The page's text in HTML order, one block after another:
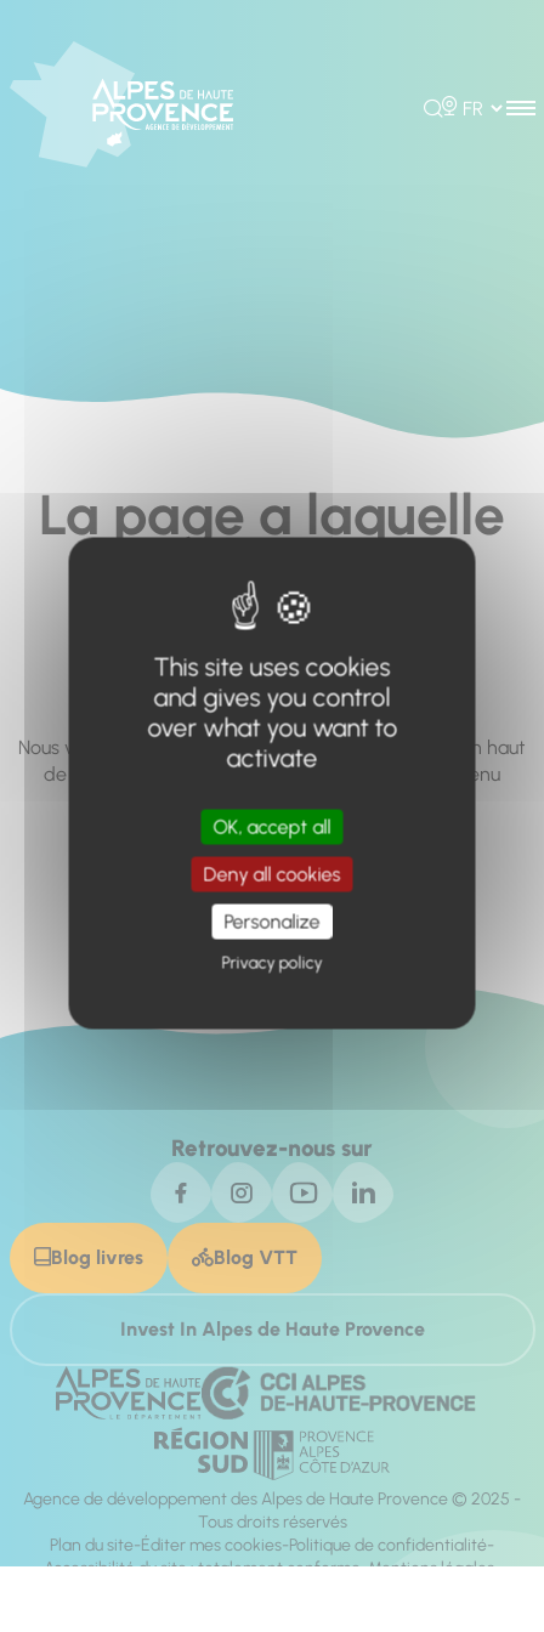
Rechercher
Choisir la
La page a laquelle
vous cherchez à
accéder n'existe
pas... ou plus.
Nous vous invitons à utiliser le moteur de recherche en haut
de page, ou à utiliser le menu pour trouver le contenu
Retour à l'accueil
Retrouvez-nous sur
Blog livres Blog VTT
Invest In Alpes de Haute Provence
Agence de développement des Alpes de Haute Provence © 2025 -
Tous droits réservés
Plan du site Éditer mes cookies Politique de confidentialité
Accessibilité du site : totalement conforme Mentions légales
This site uses cookies
and gives you control
over what you want to
activate
OK, accept all
Deny all cookies
Personalize
Privacy policy